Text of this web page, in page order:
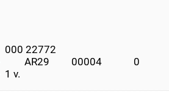
000 22772
        AR29         00004             0
1 v.